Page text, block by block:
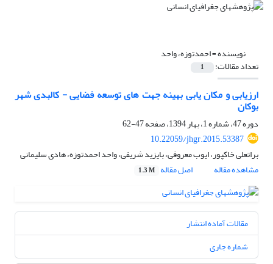
نویسنده =احمدتوزه، واحد
تعداد مقالات: 1
ارزیابی و مکان یابی بهینه جهت های توسعه فضایی - کالبدی شهر
بوکان
دوره 47، شماره 1، بهار 1394، صفحه
47-62
10.22059/jhgr.2015.53387
براتعلی خاکپور، ایوب معروفی، بایزید شریفی، واحد احمدتوزه، هادی سلیمانی
مشاهده مقاله
اصل مقاله 1.3 M
مقالات آماده انتشار
شماره جاری